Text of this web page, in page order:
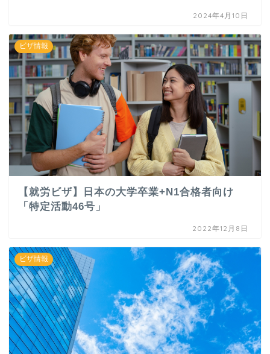
2024年4月10日
ビザ情報
【就労ビザ】日本の大学卒業+N1合格者向け
「特定活動46号」
2022年12月8日
ビザ情報